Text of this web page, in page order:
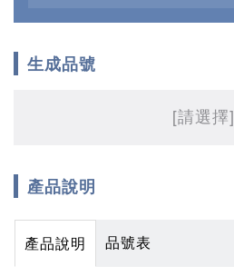
生成品號
[請選擇]
產品說明
產品說明 品號表